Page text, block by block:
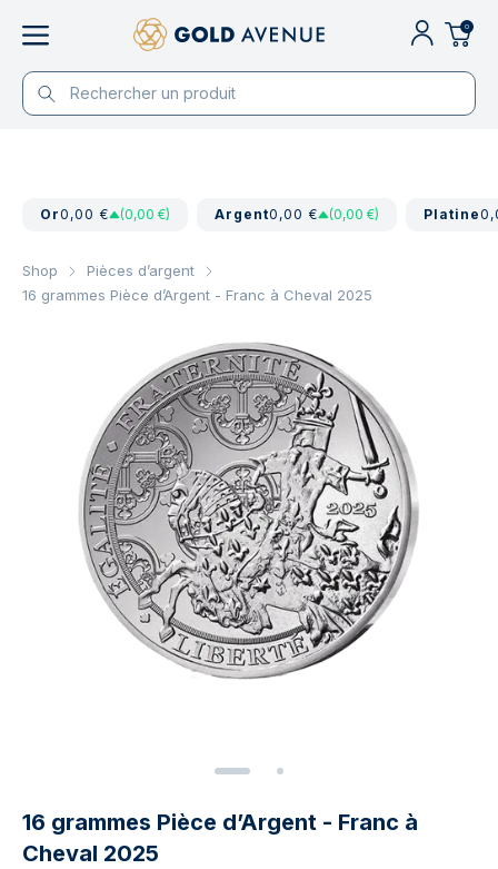
0
Or0,00 € (0,00 €) Argent0,00 € (0,00 €) Platine
Shop
Pièces d’argent
16 grammes Pièce d’Argent - Franc à Cheval 2025
16 grammes Pièce d’Argent - Franc à
Cheval 2025